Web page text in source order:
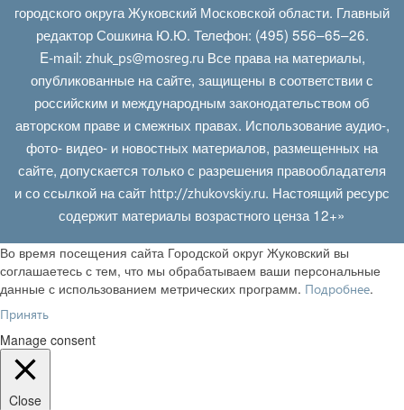
городского округа Жуковский Московской области. Главный
редактор Сошкина Ю.Ю. Телефон: (495) 556–65–26.
E‑mail: zhuk_ps@mosreg.ruВсе права на материалы,
опубликованные на сайте, защищены в соответствии с
российским и международным законодательством об
авторском праве и смежных правах. Использование аудио-,
фото- видео- и новостных материалов, размещенных на
сайте, допускается только с разрешения правообладателя
и со ссылкой на сайт http://zhukovskiy.ru. Настоящий ресурс
содержит материалы возрастного ценза 12+»
Во время посещения сайта Городской округ Жуковский вы
соглашаетесь с тем, что мы обрабатываем ваши персональные
данные с использованием метрических программ. Подробнее.
Принять
Manage consent
Close